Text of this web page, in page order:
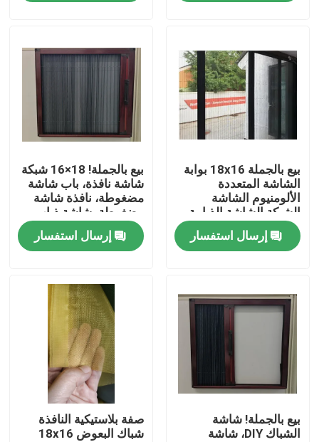
المنتجات
حول بنا
ضبط الجودة
اتصل بنا
طلب اقتباس
Russian website
الستار المغناطيسي للباب
شاشة النافذة
شبكة ظلال PE
بيع بالجملة 18x16 بوابة
الشاشة المتعددة
الألومنيوم الشاشة
الشبكة الشاشة الذبابية
لتحسين نفوذ الهواء
إرسال استفسار
بيع بالجملة! 18×16 شبكة
شاشة نافذة، باب شاشة
مضغوطة، نافذة شاشة
مضغوطة، شاشة ذباب،
شبكة البعوض
إرسال استفسار
بيع بالجملة! شاشة
الشباك DIY، شاشة
صفة بلاستيكية النافذة
شباك البعوض 18x16